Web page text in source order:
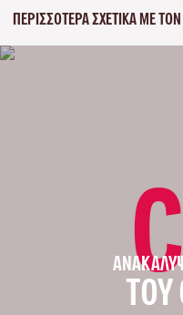
ΠΕΡΙΣΣΌΤΕΡΑ ΣΧΕΤΙΚΆ ΜΕ
ΤΟΥ